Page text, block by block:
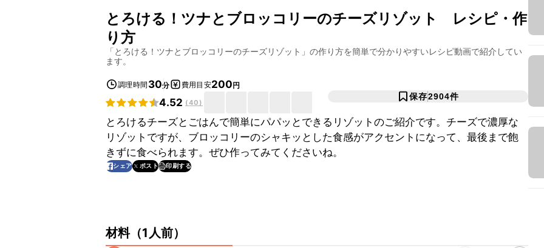
とろける！ツナとブロッコリーのチーズリゾット
レシピ・作
り方
「とろける！ツナとブロッコリーのチーズリゾット 」の作り方を簡単で分かりやすいレシピ動画で紹介してい
ます。
調理時間 30分 費用目安200円
4.52 (40)
保存2904件
とろけるチーズとごはんで簡単にパパッとできるリゾットのご紹介です。チーズで濃厚な
リゾットですが、ブロッコリーのシャキッとした食感がアクセントになって、最後まで飽
きずに食べられます。ぜひ作ってみてくださいね。
シェア ポスト 印刷する
材料（1人前）